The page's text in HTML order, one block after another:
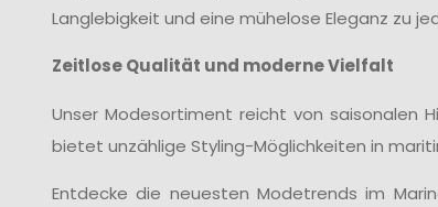
Langlebigkeit und eine mühelose Eleganz zu
Zeitlose Qualität und moderne Vielfalt
Unser Modesortiment reicht von saisonalen
bietet unzählige Styling-Möglichkeiten in
Entdecke die neuesten Modetrends im